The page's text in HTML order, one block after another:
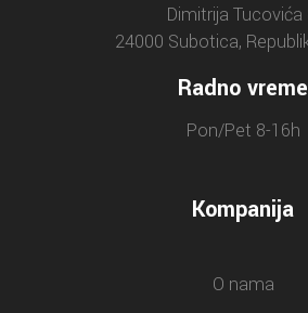
Dimitrija Tucovića
24000 Subotica,
Radno vreme
Pon/Pet 8-16h
Kompanija
O nama